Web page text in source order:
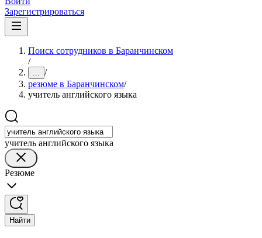
Зарегистрироваться
Поиск сотрудников в Баранчинском
/
... /
резюме в Баранчинском/
учитель английского языка
учитель английского языка
Резюме
Найти